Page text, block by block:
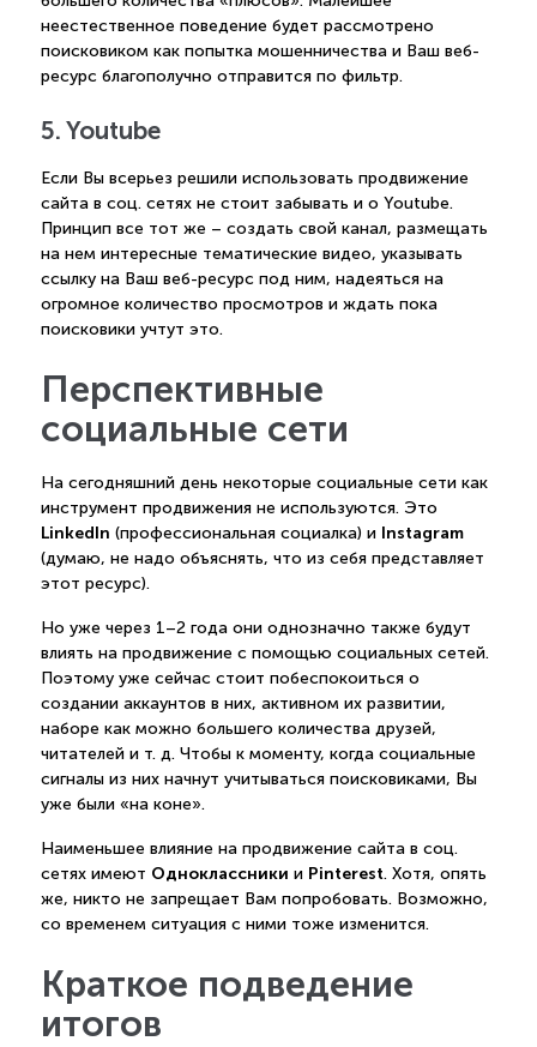
неестественное поведение будет рассмотрено
поисковиком как попытка мошенничества и Ваш веб-
ресурс благополучно отправится по фильтр.
5. Youtube
Если Вы всерьез решили использовать продвижение
сайта в соц. сетях не стоит забывать и о Youtube.
Принцип все тот же – создать свой канал, размещать
на нем интересные тематические видео, указывать
ссылку на Ваш веб-ресурс под ним, надеяться на
огромное количество просмотров и ждать пока
поисковики учтут это.
Перспективные
социальные сети
На сегодняшний день некоторые социальные сети как
инструмент продвижения не используются. Это
LinkedIn (профессиональная социалка) и Instagram
(думаю, не надо объяснять, что из себя представляет
этот ресурс).
Но уже через 1–2 года они однозначно также будут
влиять на продвижение с помощью социальных сетей.
Поэтому уже сейчас стоит побеспокоиться о
создании аккаунтов в них, активном их развитии,
наборе как можно большего количества друзей,
читателей и т. д. Чтобы к моменту, когда социальные
сигналы из них начнут учитываться поисковиками, Вы
уже были «на коне».
Наименьшее влияние на продвижение сайта в соц.
сетях имеют Одноклассники и Pinterest. Хотя, опять
же, никто не запрещает Вам попробовать. Возможно,
со временем ситуация с ними тоже изменится.
Краткое подведение
итогов